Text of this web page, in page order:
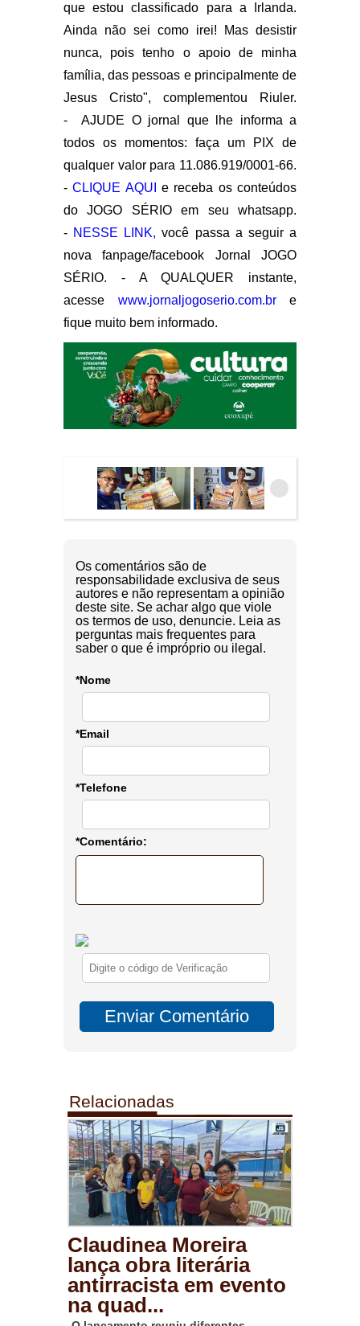
que estou classificado para a Irlanda.
Ainda não sei como irei! Mas desistir
nunca, pois tenho o apoio de minha
família, das pessoas e principalmente de
Jesus Cristo", complementou Riuler.
- AJUDE O jornal que lhe informa a
todos os momentos: faça um PIX de
qualquer valor para 11.086.919/0001-66.
-CLIQUE AQUI
e receba os conteúdos
do JOGO SÉRIO em seu whatsapp.
- NESSE LINK, você passa a seguir a
nova fanpage/facebook Jornal JOGO
SÉRIO. - A QUALQUER instante,
acesse www.jornaljogoserio.com.bre
fique muito bem informado.
Os comentários são de
responsabilidade exclusiva de seus
autores e não representam a opinião
deste site. Se achar algo que viole
os termos de uso, denuncie. Leia as
perguntas mais frequentes para
saber o que é impróprio ou ilegal.
*Nome
*Email
*Telefone
*Comentário:
Relacionadas
Claudinea Moreira
lança obra literária
antirracista em evento
na quad...